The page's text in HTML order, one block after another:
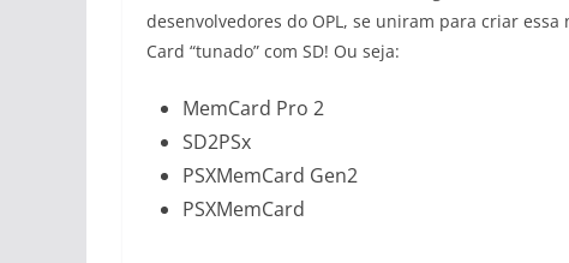
desenvolvedores do OPL, se uniram para criar
Card “tunado” com SD! Ou seja:
MemCard Pro 2
SD2PSx
PSXMemCard Gen2
PSXMemCard